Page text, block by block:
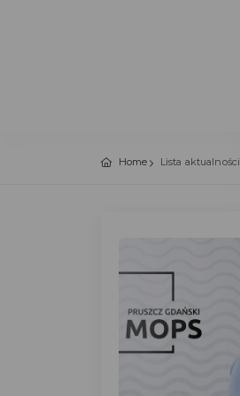
Home Lista aktualności